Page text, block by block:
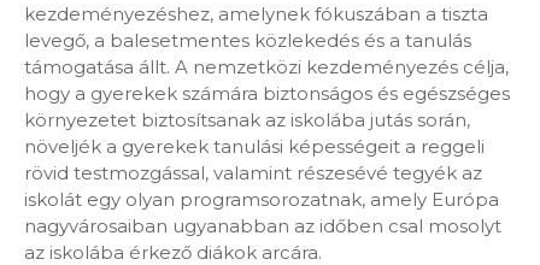
kezdeményezéshez, amelynek fókuszában a tiszta
levegő, a balesetmentes közlekedés és a tanulás
támogatása állt. A nemzetközi kezdeményezés célja,
hogy a gyerekek számára biztonságos és egészséges
környezetet biztosítsanak az iskolába jutás során,
növeljék a gyerekek tanulási képességeit a reggeli
rövid testmozgással, valamint részesévé tegyék az
iskolát egy olyan programsorozatnak, amely Európa
nagyvárosaiban ugyanabban az időben csal mosolyt
az iskolába érkező diákok arcára.